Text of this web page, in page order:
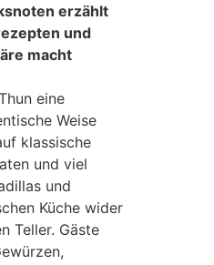
erzählt
und
macht
eine
Weise
klassische
und viel
und
Küche wider
Teller. Gäste